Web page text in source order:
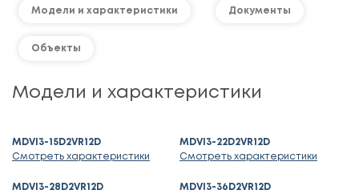
Модели и характеристики Документы
Объекты
Модели и характеристики
MDVI3-15D2VR12D
Смотреть характеристики
MDVI3-22D2VR12D
Смотреть характеристики
MDVI3-28D2VR12D
MDVI3-36D2VR12D